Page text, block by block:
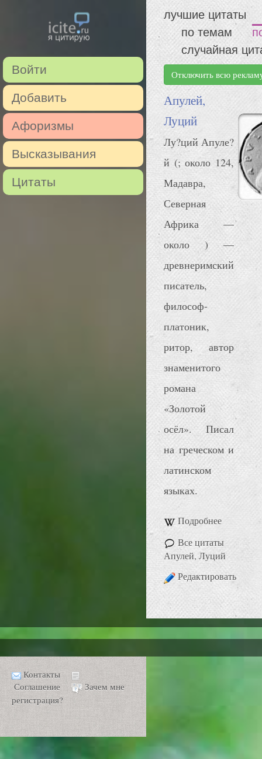
Войти
Добавить
Афоризмы
Высказывания
Цитаты
лучшие цитаты
по темам
случайная
Отключить всю
Апулей,
Луций
Лу?ций Апуле?
й (; около 124,
Мадавра,
Северная
Африка —
около ) —
древнеримский
писатель,
философ-
платоник,
ритор, автор
знаменитого
романа
«Золотой
осёл». Писал
на греческом и
латинском
языках.
Подробнее
Все цитаты
Апулей, Луций
Редактировать
Контакты
Соглашение
Зачем мне
регистрация?